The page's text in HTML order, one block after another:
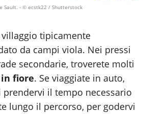
Sault. - © ecstk22 / Shutterstock
tipicamente
da campi viola. Nei pressi
secondarie, troverete molti
fiore. Se viaggiate in auto,
il tempo necessario
lungo il percorso, per godervi